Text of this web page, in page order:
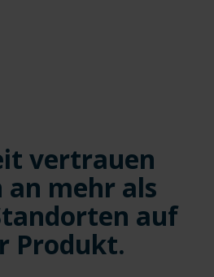
vertrauen
an mehr als
auf
Produkt.